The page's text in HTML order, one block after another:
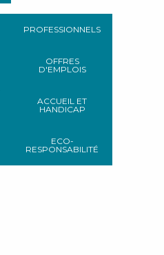
PROFESSIONNELS
OFFRES
D'EMPLOIS
ACCUEIL ET
HANDICAP
ECO-
RESPONSABILITÉ